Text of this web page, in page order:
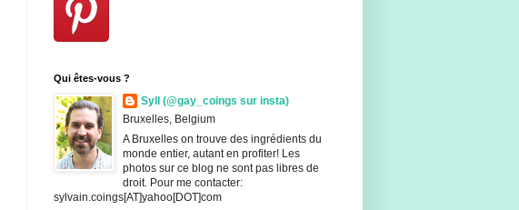
Qui êtes-vous ?
Syll (@gay_coings sur insta)
Bruxelles, Belgium
A Bruxelles on trouve des ingrédients du
monde entier, autant en profiter! Les
photos sur ce blog ne sont pas libres de
droit. Pour me contacter:
sylvain.coings[AT]yahoo[DOT]com